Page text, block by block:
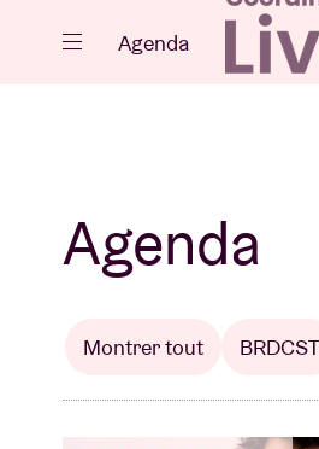
Fermer
Agenda
Agenda
Agenda
Montrer tout BRDCST